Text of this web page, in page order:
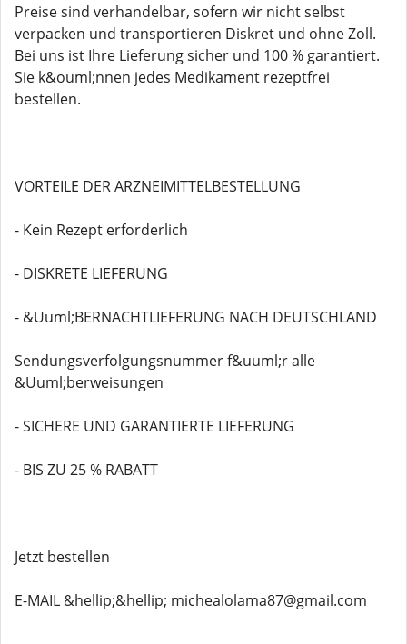
Preise sind verhandelbar, sofern wir nicht selbst
verpacken und transportieren Diskret und ohne Zoll.
Bei uns ist Ihre Lieferung sicher und 100 % garantiert.
Sie k&ouml;nnen jedes Medikament rezeptfrei
bestellen.
VORTEILE DER ARZNEIMITTELBESTELLUNG
- Kein Rezept erforderlich
- DISKRETE LIEFERUNG
- &Uuml;BERNACHTLIEFERUNG NACH DEUTSCHLAND
Sendungsverfolgungsnummer f&uuml;r alle
&Uuml;berweisungen
- SICHERE UND GARANTIERTE LIEFERUNG
- BIS ZU 25 % RABATT
Jetzt bestellen
E-MAIL &hellip;&hellip; michealolama87@gmail.com